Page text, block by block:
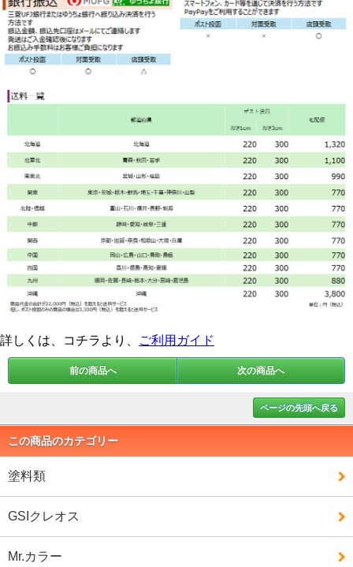
詳しくは、コチラより、 ご利用ガイド
前の商品へ 次の商品へ
ページの先頭へ戻る
この商品のカテゴリー
塗料類
GSIクレオス
Mr.カラー